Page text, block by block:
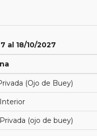
al 18/10/2027
(Ojo de Buey)
(ojo de buey)